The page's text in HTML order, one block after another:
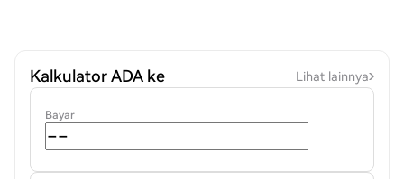
Kalkulator ADA ke Lihat lainnya
Bayar